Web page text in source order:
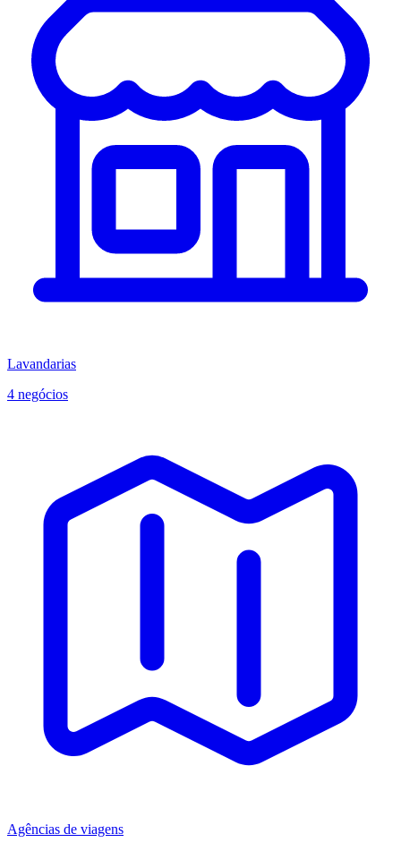
Lavandarias
4 negócios
Agências de viagens